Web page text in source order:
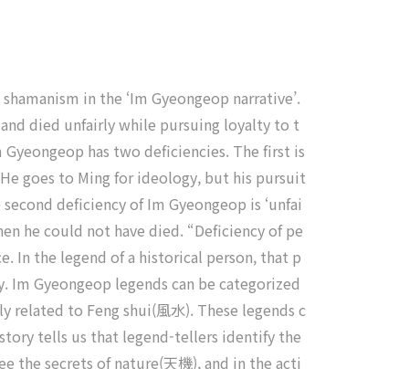
in the ‘Im Gyeongeop narrative’.
and died unfairly while pursuing loyalty to t
has two deficiencies. The first is
goes to Ming for ideology, but his pursuit
deficiency of Im Gyeongeop is ‘unfai
he could not have died. “Deficiency of pe
In the legend of a historical person, that p
Gyeongeop legends can be categorized
to Feng shui(風水). These legends c
tells us that legend-tellers identify the
the secrets of nature(天機), and in the acti